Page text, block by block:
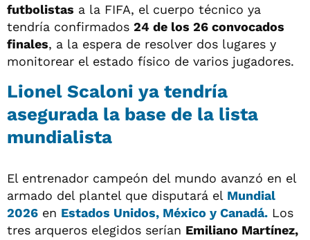
futbolistas a la FIFA, el cuerpo técnico ya
tendría confirmados 24 de los 26 convocados
finales, a la espera de resolver dos lugares y
monitorear el estado físico de varios jugadores.
Lionel Scaloni ya tendría
asegurada la base de la lista
mundialista
El entrenador campeón del mundo avanzó en el
armado del plantel que disputará el Mundial
2026 en Estados Unidos, México y Canadá. Los
tres arqueros elegidos serían Emiliano Martínez,